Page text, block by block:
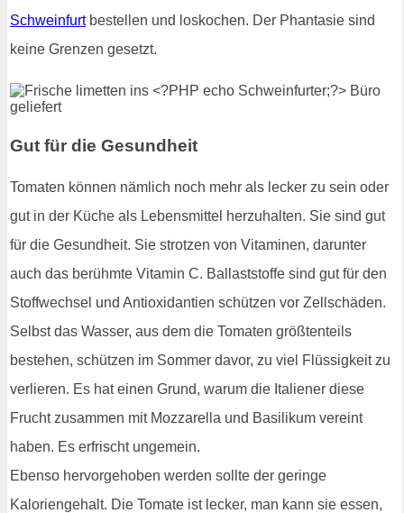
Schweinfurtbestellen und loskochen. Der Phantasie sind
keine Grenzen gesetzt.
Gut für die Gesundheit
Tomaten können nämlich noch mehr als lecker zu sein oder
gut in der Küche als Lebensmittel herzuhalten. Sie sind gut
für die Gesundheit. Sie strotzen von Vitaminen, darunter
auch das berühmte Vitamin C. Ballaststoffe sind gut für den
Stoffwechsel und Antioxidantien schützen vor Zellschäden.
Selbst das Wasser, aus dem die Tomaten größtenteils
bestehen, schützen im Sommer davor, zu viel Flüssigkeit zu
verlieren. Es hat einen Grund, warum die Italiener diese
Frucht zusammen mit Mozzarella und Basilikum vereint
haben. Es erfrischt ungemein.
Ebenso hervorgehoben werden sollte der geringe
Kaloriengehalt. Die Tomate ist lecker, man kann sie essen,